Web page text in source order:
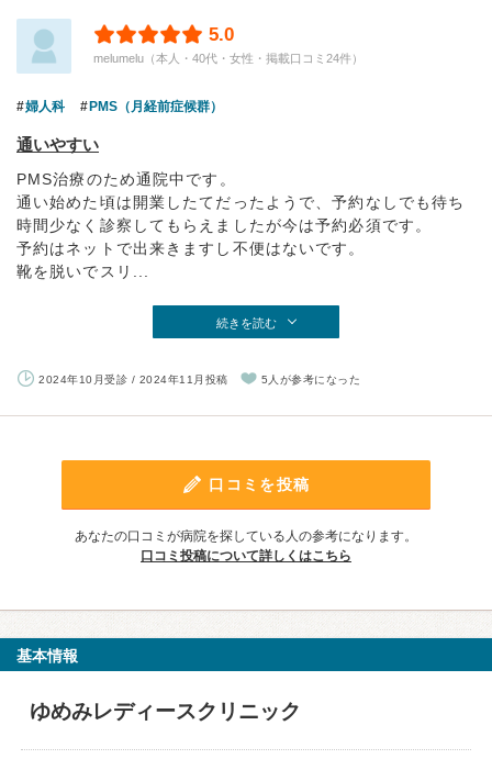
5.0
melumelu（本人・40代・女性・掲載口コミ24件）
婦人科 PMS（月経前症候群）
通いやすい
PMS治療のため通院中です。
通い始めた頃は開業したてだったようで、予約なしでも待ち
時間少なく診察してもらえましたが今は予約必須です。
予約はネットで出来きますし不便はないです。
靴を脱いでスリ...
続きを読む
2024年10月受診 / 2024年11月投稿 5人が参考になった
口コミを投稿
あなたの口コミが病院を探している人の参考になります。
口コミ投稿について詳しくはこちら
基本情報
ゆめみレディースクリニック